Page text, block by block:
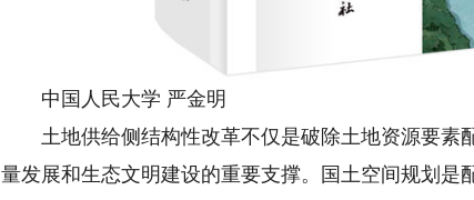
中国人民大学 严金明
土地供给侧结构性改革不仅是破除土地资源要素
量发展和生态文明建设的重要支撑。国土空间规划